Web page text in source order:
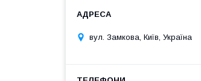
вул. Замкова, Київ, Україна